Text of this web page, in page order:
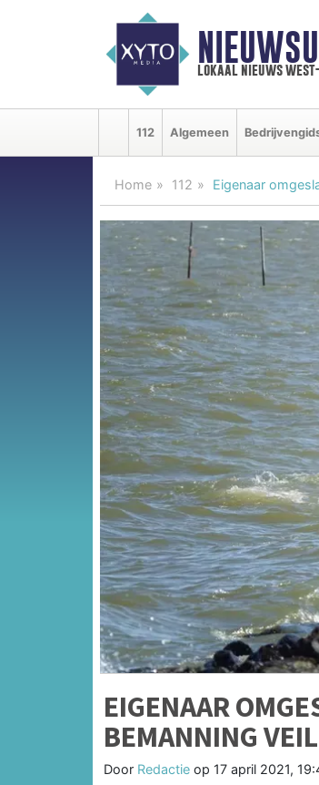
lokaal nieuws
112 Algemeen
Home 112 Eigenaar
EIGENAAR
BEMANNING
Door Redactie op 17 april 2021,